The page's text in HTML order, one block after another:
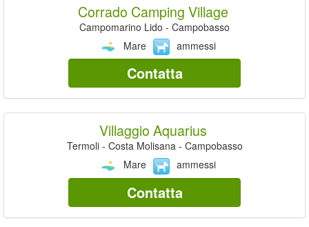
Corrado Camping Village
Campomarino Lido - Campobasso
Mare
ammessi
Contatta
Villaggio Aquarius
Termoli - Costa Molisana - Campobasso
Mare
ammessi
Contatta